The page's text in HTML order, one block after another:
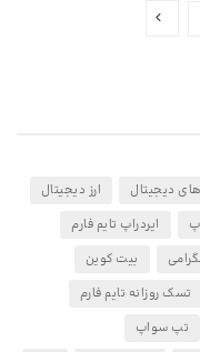
دیجیتال
ارز دیجیتال
ایردراپ تایم فارم
بیت کوین
تسک روزانه تایم فارم
تپ سواپ